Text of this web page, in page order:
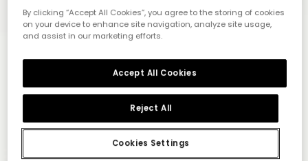
By clicking “Accept All Cookies”, you agree to the storing of cookies
on your device to enhance site navigation, analyze site usage,
and assist in our marketing efforts.
Cookies Settings
Reject All
Accept All Cookies